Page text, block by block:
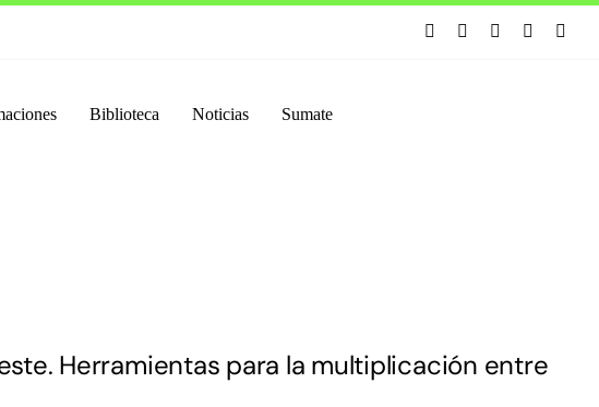
Biblioteca Noticias Sumate
Herramientas para la multiplicación entre